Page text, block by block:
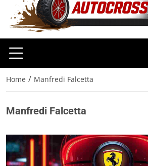
Home / Manfredi Falcetta
Manfredi Falcetta